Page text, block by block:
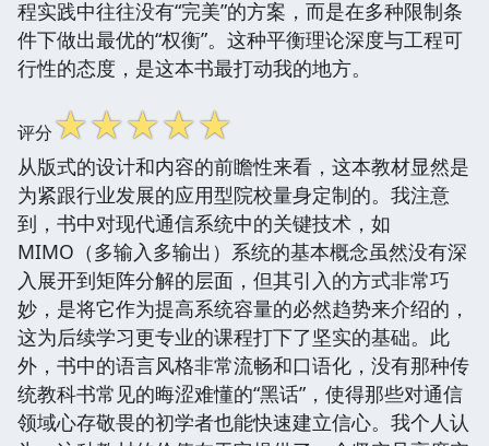
程实践中往往没有“完美”的方案，而是在多种限制条
件下做出最优的“权衡”。这种平衡理论深度与工程可
行性的态度，是这本书最打动我的地方。
评分☆☆☆☆☆
从版式的设计和内容的前瞻性来看，这本教材显然是
为紧跟行业发展的应用型院校量身定制的。我注意
到，书中对现代通信系统中的关键技术，如
MIMO（多输入多输出）系统的基本概念虽然没有深
入展开到矩阵分解的层面，但其引入的方式非常巧
妙，是将它作为提高系统容量的必然趋势来介绍的，
这为后续学习更专业的课程打下了坚实的基础。此
外，书中的语言风格非常流畅和口语化，没有那种传
统教科书常见的晦涩难懂的“黑话”，使得那些对通信
领域心存敬畏的初学者也能快速建立信心。我个人认